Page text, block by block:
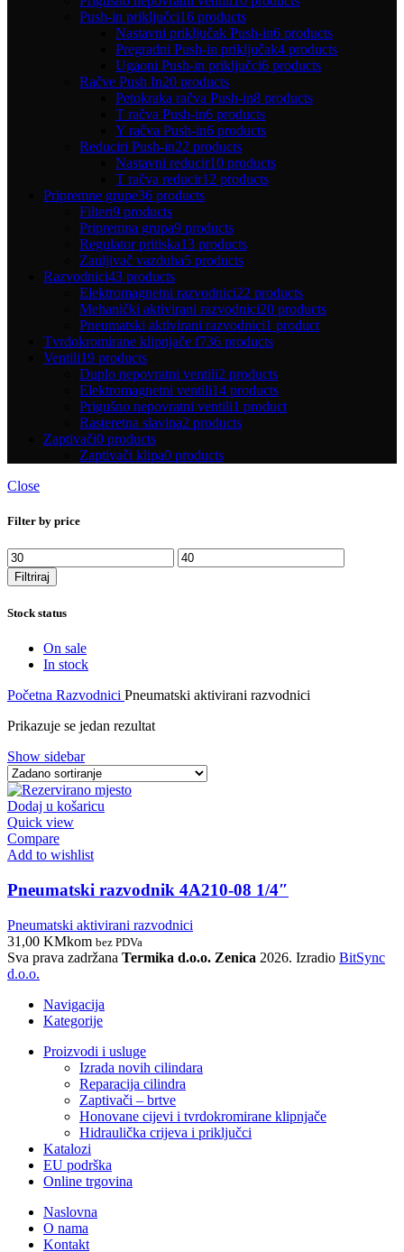
Push-in priključci16 products
Nastavni priključak Push-in6 products
Pregradni Push-in priključak4 products
Ugaoni Push-in priključci6 products
Račve Push In20 products
Petokraka račva Push-in8 products
T račva Push-in6 products
Y račva Push-in6 products
Reduciri Push-in22 products
Nastavni reducir10 products
T račva reducir12 products
Pripremne grupe36 products
Filteri9 products
Pripremna grupa9 products
Regulator pritiska13 products
Zauljivač vazduha5 products
Razvodnici43 products
Elektromagnetni razvodnici22 products
Mehanički aktivirani razvodnici20 products
Pneumatski aktivirani razvodnici1 product
Tvrdokromirane klipnjače f736 products
Ventili19 products
Duplo nepovratni ventili2 products
Elektromagnetni ventili14 products
Prigušno nepovratni ventili1 product
Rasteretna slavina2 products
Zaptivači0 products
Zaptivači klipa0 products
Close
Filter by price
Min
cijena
Maks
cijena
Filtriraj
Stock status
On sale
In stock
Početna Razvodnici Pneumatski aktivirani razvodnici
Prikazuje se jedan rezultat
Show sidebar
Dodaj u košaricu
Quick view
Compare
Add to wishlist
Pneumatski razvodnik 4A210-08 1/4″
Pneumatski aktivirani razvodnici
31,00 KMkom bez PDVa
Sva prava zadržana Termika d.o.o. Zenica 2026. Izradio BitSync
d.o.o.
Navigacija
Kategorije
Proizvodi i usluge
Izrada novih cilindara
Reparacija cilindra
Zaptivači – brtve
Honovane cijevi i tvrdokromirane klipnjače
Hidraulička crijeva i priključci
Katalozi
EU podrška
Online trgovina
Naslovna
O nama
Kontakt